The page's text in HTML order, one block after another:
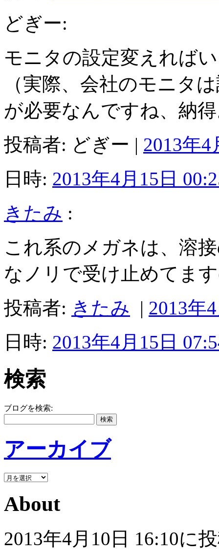
どぎー:
モニタの設定変えれば
（実際、会社のモニタ
が必要なんですね、納
投稿者: どぎー | 2013年4
日時: 2013年4月15日
きたみ :
これ系のメガネは、溶
なノリで受け止めてま
投稿者: きたみ | 2013年
日時: 2013年4月15日
検索
ブログを検索:
アーカイブ
About
2013年4月10日 16:10に